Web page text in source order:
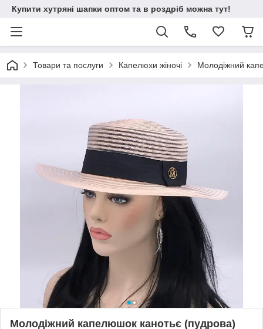
Купити хутряні шапки оптом та в роздріб можна тут!
Товари та послуги Капелюхи жіночі Молодіжний
Молодіжний капелюшок канотьє (пудрова)